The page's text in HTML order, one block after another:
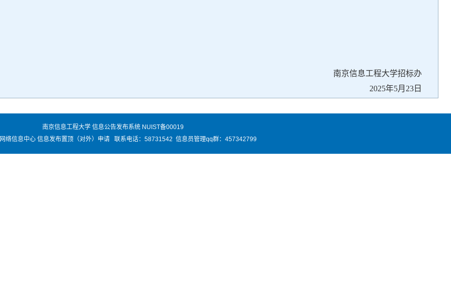
南京信息工程大学招标办
2025年5月23日
南京信息工程大学 信息公告发布系统 NUIST备00019
络信息中心 信息发布置顶（对外）申请 联系电话：58731542 信息员管理qq群：457342799